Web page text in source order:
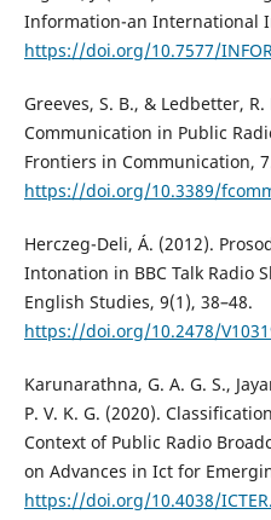
Information-an International
https://doi.org/10.7577/
Greeves, S. B., & Ledbetter,
Communication in Public
Frontiers in Communication,
https://doi.org/10.3389/
Herczeg-Deli, Á. (2012).
Intonation in BBC Talk Radio
English Studies, 9(1), 38–48.
https://doi.org/10.2478/
Karunarathna, G. A. G. S.,
P. V. K. G. (2020).
Context of Public Radio
on Advances in Ict for
https://doi.org/10.4038/